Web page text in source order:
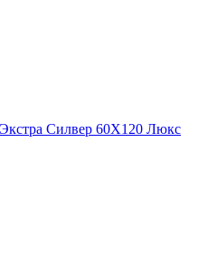
Силвер 60X120 Люкс